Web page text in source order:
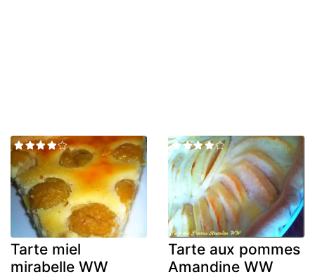
Tarte miel
mirabelle WW
Tarte aux pommes
Amandine WW